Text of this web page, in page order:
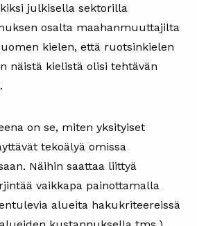
julkisella sektorilla
osalta maahanmuuttajilta
kielen, että ruotsinkielen
näistä kielistä olisi tehtävän
on se, miten yksityiset
tekoälyä omissa
Näihin saattaa liittyä
vaikkapa painottamalla
alueita hakukriteereissä